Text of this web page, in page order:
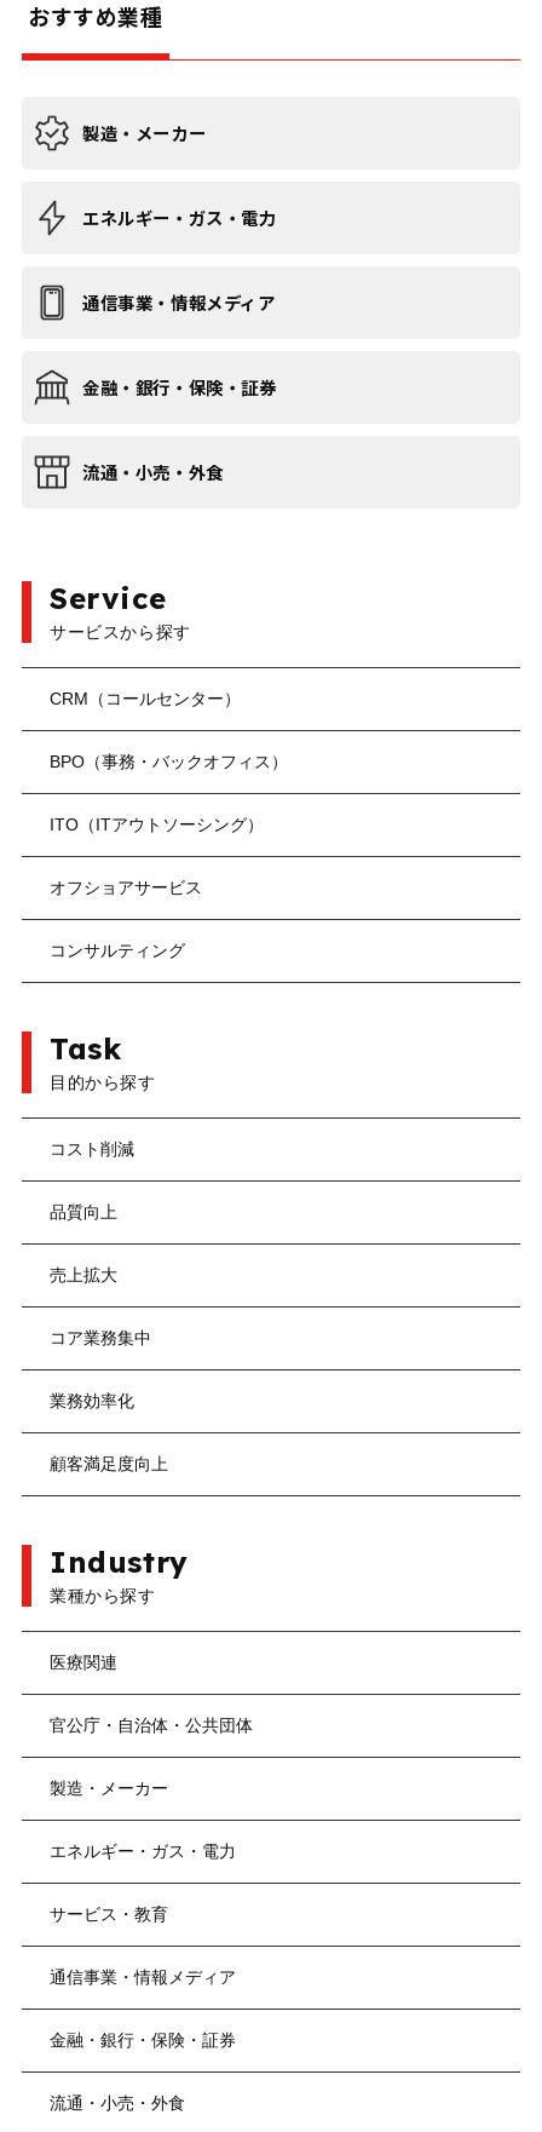
Service
サービスから探す
CRM（コールセンター）
BPO（事務・バックオフィス）
ITO（ITアウトソーシング）
オフショアサービス
コンサルティング
Task
目的から探す
コスト削減
品質向上
売上拡大
コア業務集中
業務効率化
顧客満足度向上
Industry
業種から探す
医療関連
官公庁・自治体・公共団体
製造・メーカー
エネルギー・ガス・電力
サービス・教育
通信事業・情報メディア
金融・銀行・保険・証券
流通・小売・外食
おすすめ業種
製造・メーカー
エネルギー・ガス・電力
通信事業・情報メディア
金融・銀行・保険・証券
流通・小売・外食